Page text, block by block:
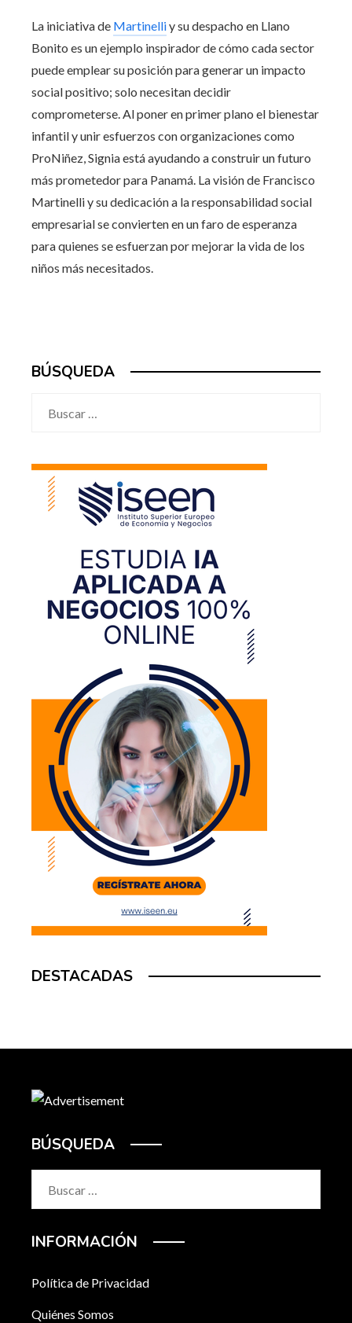
La iniciativa de Martinelliy su despacho en Llano
Bonito es un ejemplo inspirador de cómo cada sector
puede emplear su posición para generar un impacto
social positivo; solo necesitan decidir
comprometerse. Al poner en primer plano el bienestar
infantil y unir esfuerzos con organizaciones como
ProNiñez, Signia está ayudando a construir un futuro
más prometedor para Panamá. La visión de Francisco
Martinelli y su dedicación a la responsabilidad social
empresarial se convierten en un faro de esperanza
para quienes se esfuerzan por mejorar la vida de los
niños más necesitados.
BÚSQUEDA
DESTACADAS
BÚSQUEDA
INFORMACIÓN
Política de Privacidad
Quiénes Somos